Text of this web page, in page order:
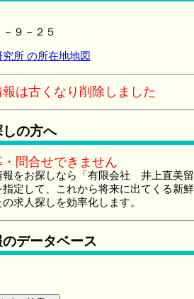
９－２５
所 の所在地地図
は古くなり削除しました
の方へ
問合せできません
報をお探しなら「有限会社 井上直美
定して、これから将来に出てくる新
求人探しを効率化します。
データベース